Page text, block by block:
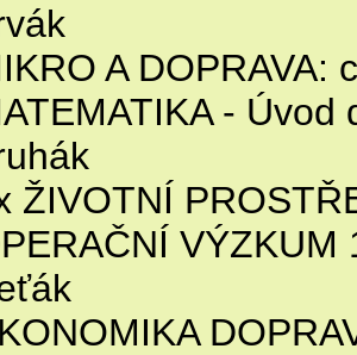
A DOPRAVA:
-
ŽIVOTNÍ
VÝZKUM